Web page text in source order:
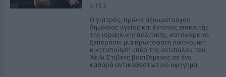
ΧΤΕΣ
Ο γιατρός, πρώην αξιωματούχος
δημόσιας υγείας και έντονος επικριτής
της ισραηλινής πολιτικής, κατάφερε να
ξεπεράσει μία πρωτοφανή οικονομική
κινητοποίηση υπέρ της αντιπάλου του,
Χέιλι Στίβενς βασιζόμενος σε ένα
καθαρά αντικαθεστωτικό αφήγημα